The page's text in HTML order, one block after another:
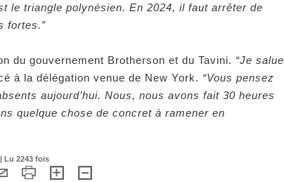
le triangle polynésien. En 2024, il faut arrêter de
fortes.”
du gouvernement Brotherson et du Tavini. “Je salue
à la délégation venue de New York. “Vous pensez
aujourd’hui. Nous, nous avons fait 30 heures
quelque chose de concret à ramener en
Lu 2243 fois